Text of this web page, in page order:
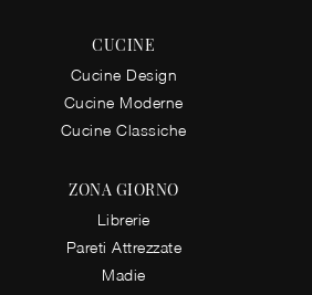
CUCINE
Cucine Design
Cucine Moderne
Cucine Classiche
ZONA GIORNO
Librerie
Pareti Attrezzate
Madie